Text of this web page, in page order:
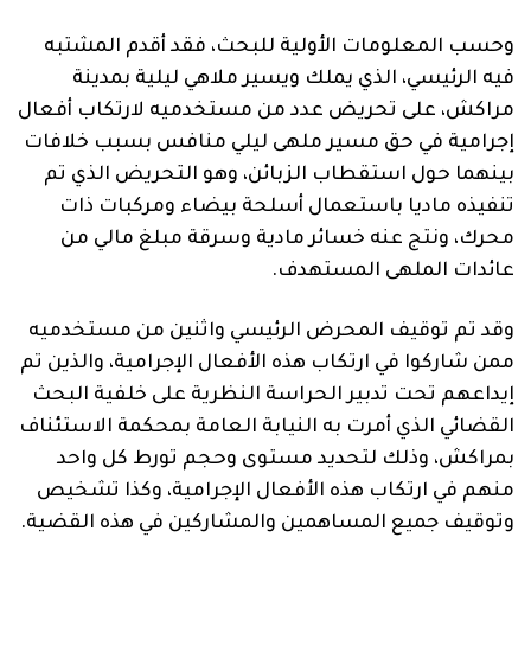
وحسب المعلومات الأولية للبحث، فقد أقدم المشتبه
فيه الرئيسي، الذي يملك ويسير ملاهي ليلية بمدينة
مراكش، على تحريض عدد من مستخدميه لارتكاب أفعال
إجرامية في حق مسير ملهى ليلي منافس بسبب خلافات
بينهما حول استقطاب الزبائن، وهو التحريض الذي تم
تنفيذه ماديا باستعمال أسلحة بيضاء ومركبات ذات
محرك، ونتج عنه خسائر مادية وسرقة مبلغ مالي من
عائدات الملهى المستهدف.
وقد تم توقيف المحرض الرئيسي واثنين من مستخدميه
ممن شاركوا في ارتكاب هذه الأفعال الإجرامية، والذين تم
إيداعهم تحت تدبير الحراسة النظرية على خلفية البحث
القضائي الذي أمرت به النيابة العامة بمحكمة الاستئناف
بمراكش، وذلك لتحديد مستوى وحجم تورط كل واحد
منهم في ارتكاب هذه الأفعال الإجرامية، وكذا تشخيص
وتوقيف جميع المساهمين والمشاركين في هذه القضية.